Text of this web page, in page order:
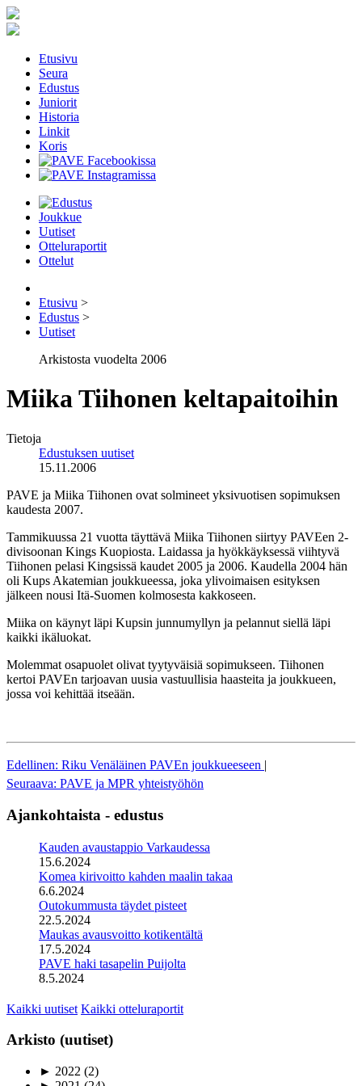
Etusivu
Seura
Edustus
Juniorit
Historia
Linkit
Koris
Joukkue
Uutiset
Otteluraportit
Ottelut
Etusivu >
Edustus >
Uutiset
Arkistosta vuodelta 2006
Miika Tiihonen keltapaitoihin
Tietoja
Edustuksen uutiset
15.11.2006
PAVE ja Miika Tiihonen ovat solmineet yksivuotisen sopimuksen
kaudesta 2007.
Tammikuussa 21 vuotta täyttävä Miika Tiihonen siirtyy PAVEen 2-
divisoonan Kings Kuopiosta. Laidassa ja hyökkäyksessä viihtyvä
Tiihonen pelasi Kingsissä kaudet 2005 ja 2006. Kaudella 2004 hän
oli Kups Akatemian joukkueessa, joka ylivoimaisen esityksen
jälkeen nousi Itä-Suomen kolmosesta kakkoseen.
Miika on käynyt läpi Kupsin junnumyllyn ja pelannut siellä läpi
kaikki ikäluokat.
Molemmat osapuolet olivat tyytyväisiä sopimukseen. Tiihonen
kertoi PAVEn tarjoavan uusia vastuullisia haasteita ja joukkueen,
jossa voi kehittää itseään.
Edellinen: Riku Venäläinen PAVEn joukkueeseen |
Seuraava: PAVE ja MPR yhteistyöhön
Ajankohtaista - edustus
Kauden avaustappio Varkaudessa
15.6.2024
Komea kirivoitto kahden maalin takaa
6.6.2024
Outokummusta täydet pisteet
22.5.2024
Maukas avausvoitto kotikentältä
17.5.2024
PAVE haki tasapelin Puijolta
8.5.2024
Kaikki uutiset Kaikki otteluraportit
Arkisto (uutiset)
► 2022 (2)